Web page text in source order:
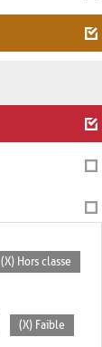
(X) Hors classe
(X) Faible